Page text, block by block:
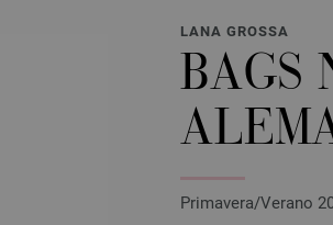
LANA GROSSA
BAGS
Primavera/Verano